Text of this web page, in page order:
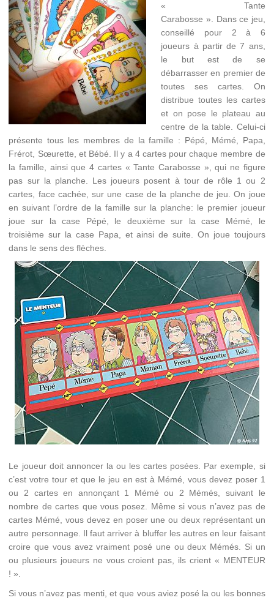
« Tante
Carabosse ». Dans ce jeu,
conseillé pour 2 à 6
joueurs à partir de 7 ans,
le but est de se
débarrasser en premier de
toutes ses cartes. On
distribue toutes les cartes
et on pose le plateau au
centre de la table. Celui-ci
présente tous les membres de la famille : Pépé, Mémé, Papa,
Frérot, Sœurette, et Bébé. Il y a 4 cartes pour chaque membre de
la famille, ainsi que 4 cartes « Tante Carabosse », qui ne figure
pas sur la planche. Les joueurs posent à tour de rôle 1 ou 2
cartes, face cachée, sur une case de la planche de jeu. On joue
en suivant l’ordre de la famille sur la planche: le premier joueur
joue sur la case Pépé, le deuxième sur la case Mémé, le
troisième sur la case Papa, et ainsi de suite. On joue toujours
dans le sens des flèches.
Le joueur doit annoncer la ou les cartes posées. Par exemple, si
c’est votre tour et que le jeu en est à Mémé, vous devez poser 1
ou 2 cartes en annonçant 1 Mémé ou 2 Mémés, suivant le
nombre de cartes que vous posez. Même si vous n’avez pas de
cartes Mémé, vous devez en poser une ou deux représentant un
autre personnage. Il faut arriver à bluffer les autres en leur faisant
croire que vous avez vraiment posé une ou deux Mémés. Si un
ou plusieurs joueurs ne vous croient pas, ils crient « MENTEUR
! ».
Si vous n’avez pas menti, et que vous aviez posé la ou les bonnes